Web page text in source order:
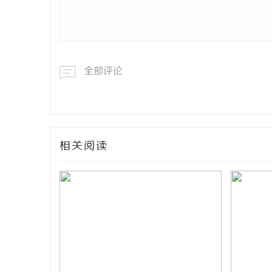
全部评论
相关阅读